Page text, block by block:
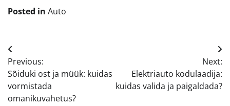
Posted in Auto
Navigeerimine
Previous:
Sõiduki ost ja müük: kuidas
vormistada
omanikuvahetus?
Next:
Elektriauto kodulaadija:
kuidas valida ja paigaldada?